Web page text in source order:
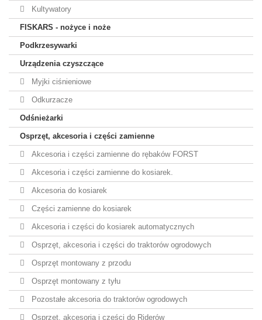
Kultywatory
FISKARS - nożyce i noże
Podkrzesywarki
Urządzenia czyszczące
Myjki ciśnieniowe
Odkurzacze
Odśnieżarki
Osprzęt, akcesoria i części zamienne
Akcesoria i części zamienne do rębaków FORST
Akcesoria i części zamienne do kosiarek.
Akcesoria do kosiarek
Części zamienne do kosiarek
Akcesoria i części do kosiarek automatycznych
Osprzęt, akcesoria i części do traktorów ogrodowych
Osprzęt montowany z przodu
Osprzęt montowany z tyłu
Pozostałe akcesoria do traktorów ogrodowych
Osprzęt, akcesoria i części do Riderów